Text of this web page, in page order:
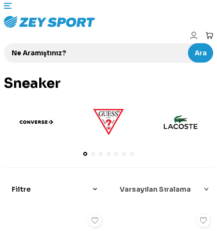
Ara
Sneaker
Filtre